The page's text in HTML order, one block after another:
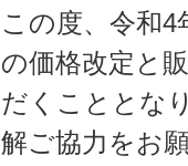
この度、令和4
の価格改定と
だくこととな
解ご協力をお